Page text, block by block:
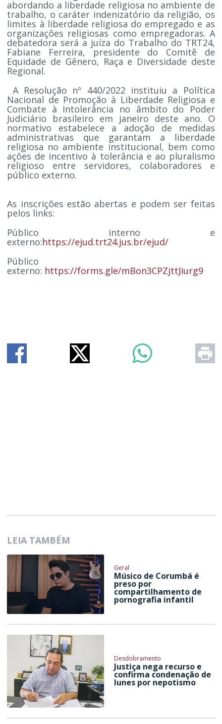
abordando a liberdade religiosa no ambiente de
trabalho, o caráter indenizatório da religião, os
limites à liberdade religiosa do empregado e as
organizações religiosas como empregadoras. A
debatedora será a juíza do Trabalho do TRT24,
Fabiane Ferreira, presidente do Comitê de
Equidade de Gênero, Raça e Diversidade deste
Regional.
A Resolução nº 440/2022 instituiu a Política
Nacional de Promoção à Liberdade Religiosa e
Combate à Intolerância no âmbito do Poder
Judiciário brasileiro em janeiro deste ano. O
normativo estabelece a adoção de medidas
administrativas que garantam a liberdade
religiosa no ambiente institucional, bem como
ações de incentivo à tolerância e ao pluralismo
religioso entre servidores, colaboradores e
público externo.
As inscrições estão abertas e podem ser feitas
pelos links:
Público interno e
externo:https://ejud.trt24.jus.br/ejud/
Público
externo: https://forms.gle/mBon3CPZjttJiurg9
LEIA TAMBÉM
Geral
Músico de Corumbá é
preso por
compartilhamento de
pornografia infantil
Desdobramento
Justiça nega recurso e
confirma condenação de
Iunes por nepotismo